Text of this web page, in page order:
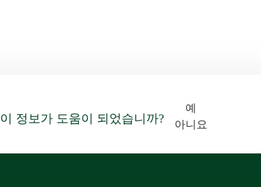
이 정보가 도움이 되었습니까?
예
아니요